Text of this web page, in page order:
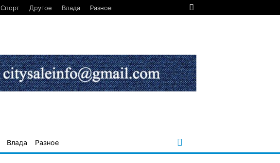
Спорт Другое Влада Разное
Влада Разное